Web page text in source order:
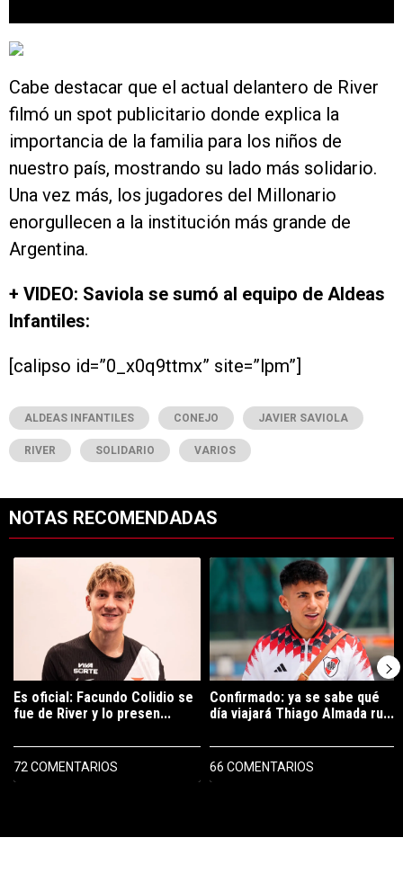
Cabe destacar que el actual delantero de River
filmó un spot publicitario donde explica la
importancia de la familia para los niños de
nuestro país, mostrando su lado más solidario.
Una vez más, los jugadores del Millonario
enorgullecen a la institución más grande de
Argentina.
+ VIDEO: Saviola se sumó al equipo de Aldeas
Infantiles:
[calipso id=”0_x0q9ttmx” site=”lpm”]
ALDEAS INFANTILES CONEJO JAVIER SAVIOLA
RIVER SOLIDARIO VARIOS
NOTAS RECOMENDADAS
Un artículo de tendencia con el título "Es oficial: Facundo Colidio
Es oficial: Facundo Colidio se
fue de River y lo presen...
72 COMENTARIOS
Un artículo de tendencia con el
Confirmado: ya se sabe qué
día viajará Thiago Almada ru...
66 COMENTARIOS